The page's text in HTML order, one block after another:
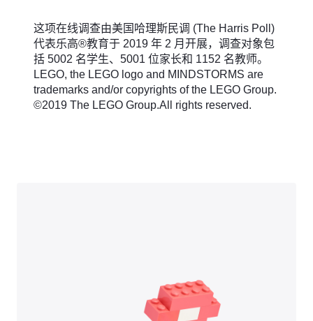
这项在线调查由美国哈理斯民调 (The Harris Poll)
代表乐高®教育于 2019 年 2 月开展，调查对象包
括 5002 名学生、5001 位家长和 1152 名教师。
LEGO, the LEGO logo and MINDSTORMS are
trademarks and/or copyrights of the LEGO Group.
©2019 The LEGO Group.All rights reserved.